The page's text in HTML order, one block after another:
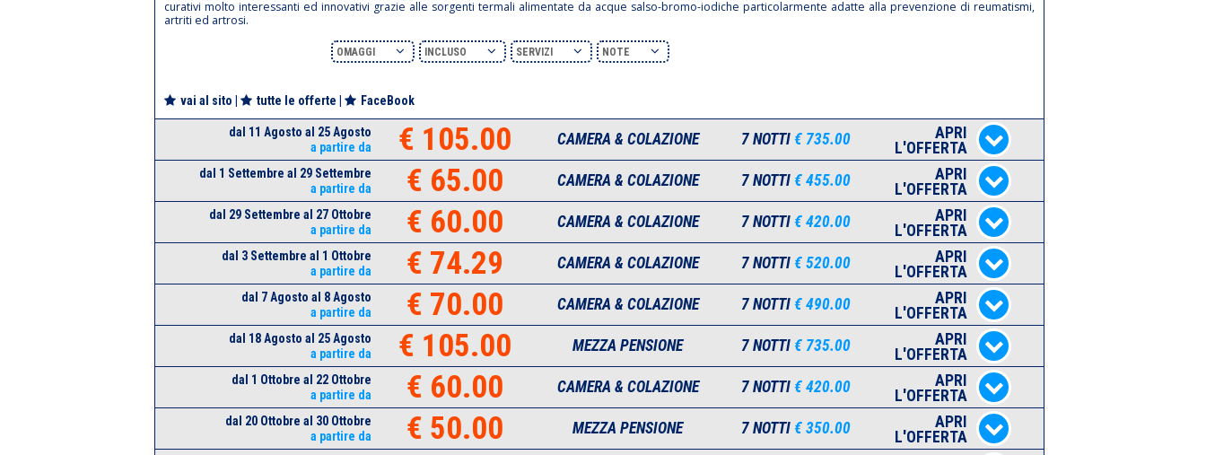
curativi molto interessanti ed innovativi grazie alle sorgenti termali alimentate da acque salso-bromo-iodiche particolarmente adatte alla prevenzione di reumatismi,
artriti ed artrosi.
OMAGGI INCLUSO SERVIZI NOTE
vai al sito tutte le offerte FaceBook
dal 11 Agosto al 25 Agosto
a partire da
€ 105.00 CAMERA & COLAZIONE 7 NOTTI € 735.00
APRI
L'OFFERTA
dal 1 Settembre al 29 Settembre
a partire da
€ 65.00 CAMERA & COLAZIONE 7 NOTTI € 455.00
APRI
L'OFFERTA
dal 29 Settembre al 27 Ottobre
a partire da
€ 60.00 CAMERA & COLAZIONE 7 NOTTI € 420.00
APRI
L'OFFERTA
dal 3 Settembre al 1 Ottobre
a partire da
€ 74.29 CAMERA & COLAZIONE 7 NOTTI € 520.00
APRI
L'OFFERTA
dal 7 Agosto al 8 Agosto
a partire da
€ 70.00 CAMERA & COLAZIONE 7 NOTTI € 490.00
APRI
L'OFFERTA
dal 18 Agosto al 25 Agosto
a partire da
€ 105.00 MEZZA PENSIONE 7 NOTTI € 735.00
APRI
L'OFFERTA
dal 1 Ottobre al 22 Ottobre
a partire da
€ 60.00 CAMERA & COLAZIONE 7 NOTTI € 420.00
APRI
L'OFFERTA
dal 20 Ottobre al 30 Ottobre
a partire da
€ 50.00 MEZZA PENSIONE 7 NOTTI € 350.00
APRI
L'OFFERTA